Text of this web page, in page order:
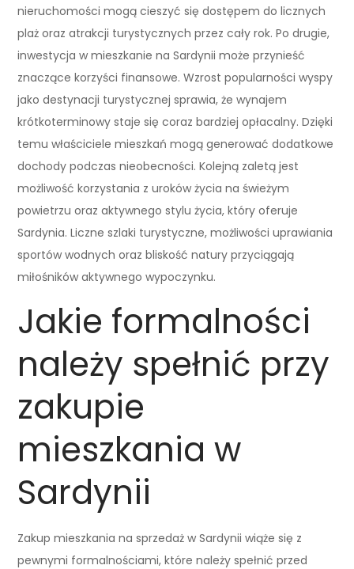
nieruchomości mogą cieszyć się dostępem do licznych
plaż oraz atrakcji turystycznych przez cały rok. Po drugie,
inwestycja w mieszkanie na Sardynii może przynieść
znaczące korzyści finansowe. Wzrost popularności wyspy
jako destynacji turystycznej sprawia, że wynajem
krótkoterminowy staje się coraz bardziej opłacalny. Dzięki
temu właściciele mieszkań mogą generować dodatkowe
dochody podczas nieobecności. Kolejną zaletą jest
możliwość korzystania z uroków życia na świeżym
powietrzu oraz aktywnego stylu życia, który oferuje
Sardynia. Liczne szlaki turystyczne, możliwości uprawiania
sportów wodnych oraz bliskość natury przyciągają
miłośników aktywnego wypoczynku.
Jakie formalności
należy spełnić przy
zakupie
mieszkania w
Sardynii
Zakup mieszkania na sprzedaż w Sardynii wiąże się z
pewnymi formalnościami, które należy spełnić przed